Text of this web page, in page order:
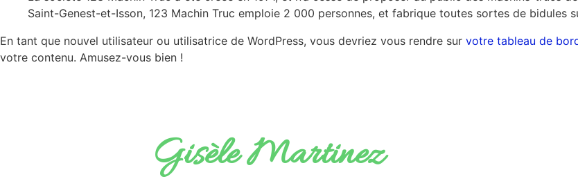
Saint-Genest-et-Isson, 123 Machin Truc emploie 2 000 personnes, et fabrique toutes sortes de bidules
En tant que nouvel utilisateur ou utilisatrice de WordPress, vous devriez vous rendre sur votre tableau de
votre contenu. Amusez-vous bien !
Gisèle Martinez